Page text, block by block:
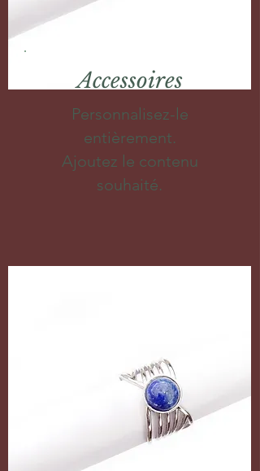
Accessoires
Personnalisez-le
entièrement.
Ajoutez le contenu
souhaité.